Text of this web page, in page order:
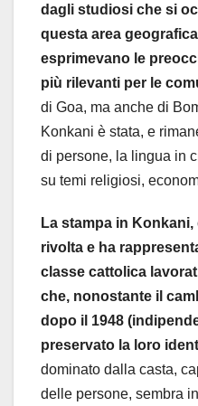
dagli studiosi che si
questa area
esprimevano le
più rilevanti per le
di Goa, ma anche di
Konkani è stata, e
di persone, la lingua in
su temi religiosi,
La stampa in Konkani,
rivolta e ha
classe cattolica
che, nonostante il
dopo il 1948
preservato la loro
dominato dalla casta,
delle persone, sembra